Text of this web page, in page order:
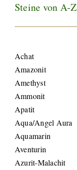
Steine von A-Z
Achat
Amazonit
Amethyst
Ammonit
Apatit
Aqua/Angel Aura
Aquamarin
Aventurin
Azurit-Malachit